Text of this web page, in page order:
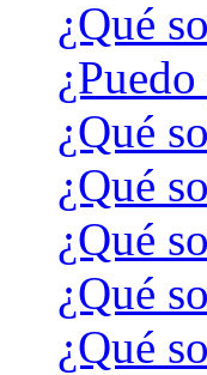
¿Qué
¿Qué
¿Qué
¿Qué
¿Qué
¿Qué